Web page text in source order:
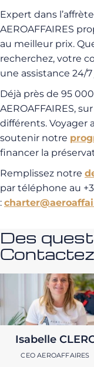
Expert dans
AEROAFFAIRES
au meilleur prix.
recherchez, votre
une assistance 24/
Déjà près de 95
AEROAFFAIRES,
différents. Voyager
soutenir notre
financer la
Remplissez notre
par téléphone au
:
Des
Isabelle
CEO AEROAFFAIRES